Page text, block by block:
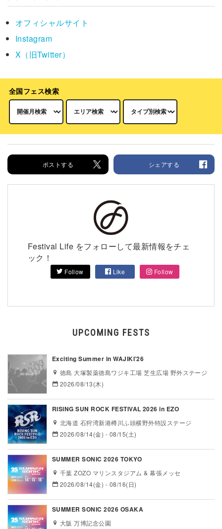
オフィシャルサイト
Instagram
X（旧Twitter）
全国フェス検索
ポストする シェアする
Festival Life をフォローして最新情報をチェ
ック！
Follow Like Follow
UPCOMING FESTS
Exciting Summer in WAJIKI’26
徳島 大塚製薬徳島ワジキ工場 芝生広場 野外ステージ
2026/08/13(木)
RISING SUN ROCK FESTIVAL 2026 in EZO
北海道 石狩湾新港樽川ふ頭横野外特設ステージ
2026/08/14(金) - 08/15(土)
SUMMER SONIC 2026 TOKYO
千葉 ZOZO マリンスタジアム & 幕張メッセ
2026/08/14(金) - 08/16(日)
SUMMER SONIC 2026 OSAKA
大阪 万博記念公園